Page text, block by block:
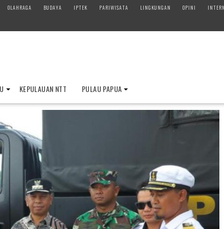
OLAHRAGA BUDAYA IPTEK PARIWISATA LINGKUNGAN OPINI
KEPULAUAN NTT PULAU PAPUA